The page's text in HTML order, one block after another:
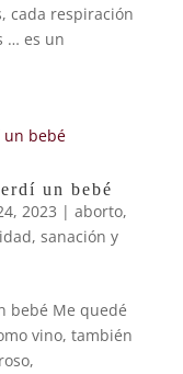
cada respiración
… es un
un bebé
2023 | aborto,
, sanación y
bebé Me quedé
vino, también